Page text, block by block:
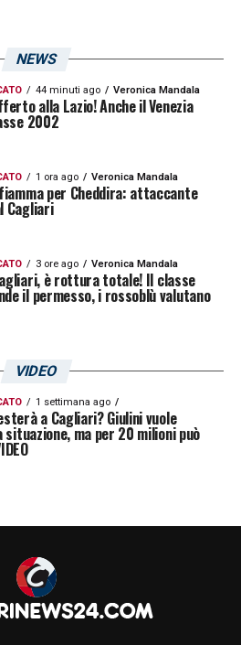
NEWS
44 minuti ago Veronica Mandala
alla Lazio! Anche il Venezia
2002
1 ora ago Veronica Mandala
per Cheddira: attaccante
Cagliari
3 ore ago Veronica Mandala
è rottura totale! Il classe
il permesso, i rossoblù valutano
VIDEO
1 settimana ago
a Cagliari? Giulini vuole
ma per 20 milioni può